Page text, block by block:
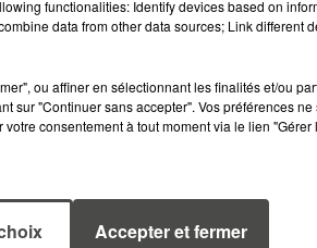
functionalities: Identify devices based on
data from other data sources; Link different
ou affiner en sélectionnant les finalités et/ou
sur "Continuer sans accepter". Vos préférences
consentement à tout moment via le lien
Accepter et fermer